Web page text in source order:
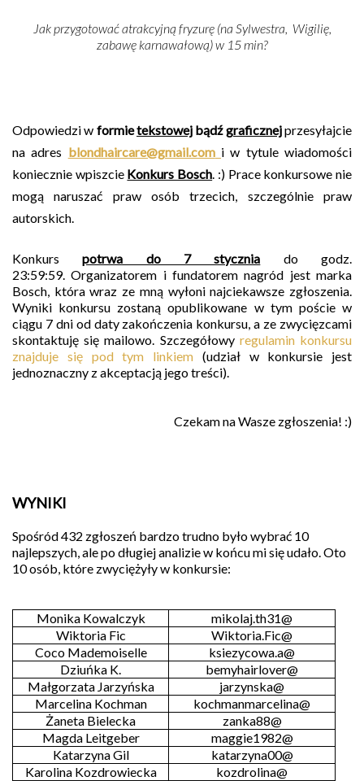
Jak przygotować atrakcyjną fryzurę (na Sylwestra, Wigilię,
zabawę karnawałową) w 15 min?
Odpowiedzi w formietekstowej bądźgraficznejprzesyłajcie
na adres blondhaircare@gmail.com i w tytule wiadomości
koniecznie wpiszcie Konkurs Bosch. :) Prace konkursowe nie
mogą naruszać praw osób trzecich, szczególnie praw
autorskich.
Konkurspotrwa do 7 stycznia do godz.
23:59:59.Organizatorem i fundatorem nagród jest marka
Bosch, która wraz ze mną wyłoni najciekawsze zgłoszenia.
Wyniki konkursu zostaną opublikowane w tym poście w
ciągu 7 dni od daty zakończenia konkursu, a ze zwycięzcami
skontaktuję się mailowo. Szczegółowy regulamin konkursu
znajduje się pod tym linkiem (udział w konkursie jest
jednoznaczny z akceptacją jego treści).
Czekam na Wasze zgłoszenia! :)
WYNIKI
Spośród 432 zgłoszeń bardzo trudno było wybrać 10
najlepszych, ale po długiej analizie w końcu mi się udało. Oto
10 osób, które zwyciężyły w konkursie:
Monika Kowalczyk
mikolaj.th31@
Wiktoria Fic
Wiktoria.Fic@
Coco Mademoiselle
ksiezycowa.a@
Dziuńka K.
bemyhairlover@
Małgorzata Jarzyńska
jarzynska@
Marcelina Kochman
kochmanmarcelina@
Żaneta Bielecka
zanka88@
Magda Leitgeber
maggie1982@
Katarzyna Gil
katarzyna00@
Karolina Kozdrowiecka
kozdrolina@